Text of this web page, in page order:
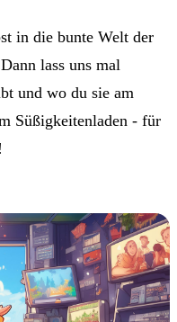
in die bunte Welt der
lass uns mal
und wo du sie am
Süßigkeitenladen - für